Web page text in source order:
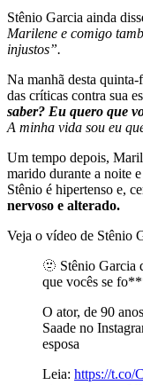
Stênio Garcia ainda
Marilene e comigo
injustos”.
Na manhã desta
das críticas contra sua
saber? Eu quero que
A minha vida sou eu
Um tempo depois,
marido durante a noite
Stênio é hipertenso e,
nervoso e alterado.
Veja o vídeo de Stênio
🫥 Stênio Garcia
que vocês se
O ator, de 90
Saade no
esposa
Leia: https://t.co/